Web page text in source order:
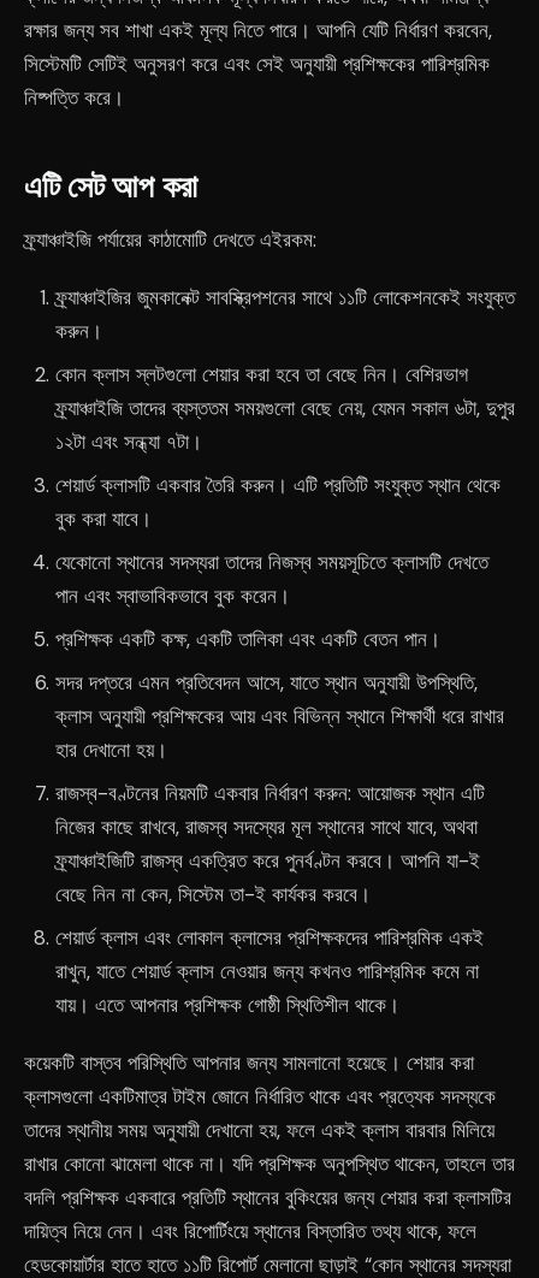
রক্ষার জন্য সব শাখা একই মূল্য নিতে পারে। আপনি যেটি নির্ধারণ করবেন,
সিস্টেমটি সেটিই অনুসরণ করে এবং সেই অনুযায়ী প্রশিক্ষকের পারিশ্রমিক
নিষ্পত্তি করে।
এটি সেট আপ করা
ফ্র্যাঞ্চাইজি পর্যায়ের কাঠামোটি দেখতে এইরকম:
ফ্র্যাঞ্চাইজির জুমকানেক্ট সাবস্ক্রিপশনের সাথে ১১টি লোকেশনকেই সংযুক্ত
করুন।
কোন ক্লাস স্লটগুলো শেয়ার করা হবে তা বেছে নিন। বেশিরভাগ
ফ্র্যাঞ্চাইজি তাদের ব্যস্ততম সময়গুলো বেছে নেয়, যেমন সকাল ৬টা, দুপুর
১২টা এবং সন্ধ্যা ৭টা।
শেয়ার্ড ক্লাসটি একবার তৈরি করুন। এটি প্রতিটি সংযুক্ত স্থান থেকে
বুক করা যাবে।
যেকোনো স্থানের সদস্যরা তাদের নিজস্ব সময়সূচিতে ক্লাসটি দেখতে
পান এবং স্বাভাবিকভাবে বুক করেন।
প্রশিক্ষক একটি কক্ষ, একটি তালিকা এবং একটি বেতন পান।
সদর দপ্তরে এমন প্রতিবেদন আসে, যাতে স্থান অনুযায়ী উপস্থিতি,
ক্লাস অনুযায়ী প্রশিক্ষকের আয় এবং বিভিন্ন স্থানে শিক্ষার্থী ধরে রাখার
হার দেখানো হয়।
রাজস্ব-বণ্টনের নিয়মটি একবার নির্ধারণ করুন: আয়োজক স্থান এটি
নিজের কাছে রাখবে, রাজস্ব সদস্যের মূল স্থানের সাথে যাবে, অথবা
ফ্র্যাঞ্চাইজিটি রাজস্ব একত্রিত করে পুনর্বণ্টন করবে। আপনি যা-ই
বেছে নিন না কেন, সিস্টেম তা-ই কার্যকর করবে।
শেয়ার্ড ক্লাস এবং লোকাল ক্লাসের প্রশিক্ষকদের পারিশ্রমিক একই
রাখুন, যাতে শেয়ার্ড ক্লাস নেওয়ার জন্য কখনও পারিশ্রমিক কমে না
যায়। এতে আপনার প্রশিক্ষক গোষ্ঠী স্থিতিশীল থাকে।
কয়েকটি বাস্তব পরিস্থিতি আপনার জন্য সামলানো হয়েছে। শেয়ার করা
ক্লাসগুলো একটিমাত্র টাইম জোনে নির্ধারিত থাকে এবং প্রত্যেক সদস্যকে
তাদের স্থানীয় সময় অনুযায়ী দেখানো হয়, ফলে একই ক্লাস বারবার মিলিয়ে
রাখার কোনো ঝামেলা থাকে না। যদি প্রশিক্ষক অনুপস্থিত থাকেন, তাহলে তার
বদলি প্রশিক্ষক একবারে প্রতিটি স্থানের বুকিংয়ের জন্য শেয়ার করা ক্লাসটির
দায়িত্ব নিয়ে নেন। এবং রিপোর্টিংয়ে স্থানের বিস্তারিত তথ্য থাকে, ফলে
হেডকোয়ার্টার হাতে হাতে ১১টি রিপোর্ট মেলানো ছাড়াই “কোন স্থানের সদস্যরা